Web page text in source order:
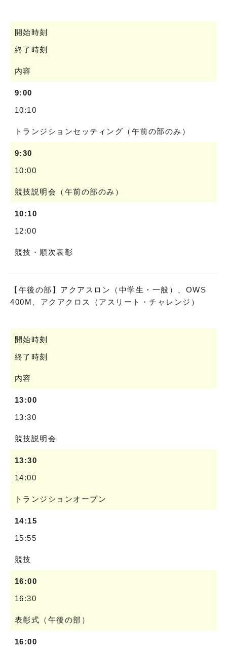
開始時刻
終了時刻
内容
9:00
10:10
トランジションセッティング（午前の部のみ）
9:30
10:00
競技説明会（午前の部のみ）
10:10
12:00
競技・順次表彰
【午後の部】アクアスロン（中学生・一般）、OWS
400M、アクアクロス（アスリート・チャレンジ）
開始時刻
終了時刻
内容
13:00
13:30
競技説明会
13:30
14:00
トランジションオープン
14:15
15:55
競技
16:00
16:30
表彰式（午後の部）
16:00